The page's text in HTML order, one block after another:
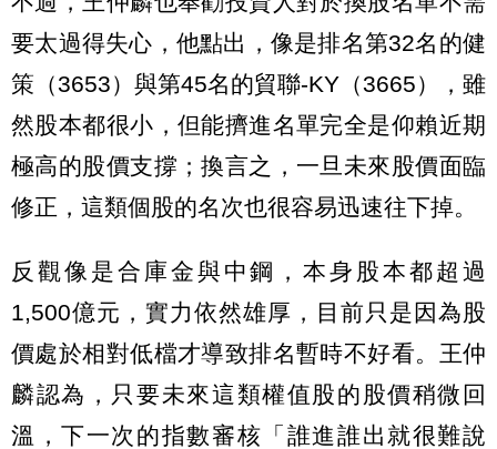
要太過得失心，他點出，像是排名第32名的健
策（3653）與第45名的貿聯-KY（3665），雖
然股本都很小，但能擠進名單完全是仰賴近期
極高的股價支撐；換言之，一旦未來股價面臨
修正，這類個股的名次也很容易迅速往下掉。
反觀像是合庫金與中鋼，本身股本都超過
1,500億元，實力依然雄厚，目前只是因為股
價處於相對低檔才導致排名暫時不好看。王仲
麟認為，只要未來這類權值股的股價稍微回
溫，下一次的指數審核「誰進誰出就很難說